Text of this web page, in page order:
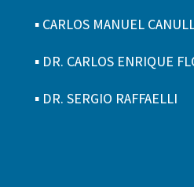
▪ CARLOS MANUEL
▪ DR. CARLOS ENRIQUE
▪ DR. SERGIO RAFFAELLI